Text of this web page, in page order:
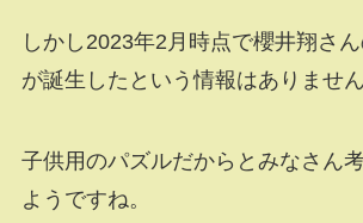
しかし2023年2月時点で櫻井翔さ
が誕生したという情報はありません
子供用のパズルだからとみなさん
ようですね。